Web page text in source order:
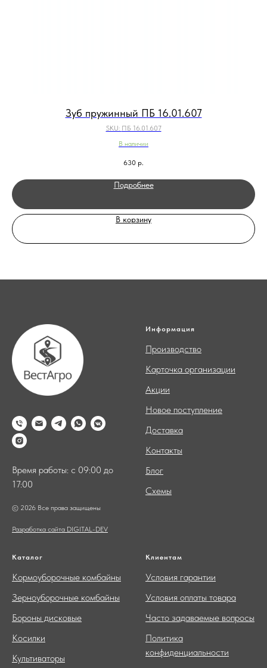
Зуб пружинный ПБ 16.01.607
SKU: ПБ 16.01.607
В наличии
630 р.
Подробнее
В корзину
Время работы: с 09:00 до
17:00
© 2026 Все права защищены
Разработка сайта DIGITAL-DEV
Информация
Производство
Карточка организации
Акции
Новое поступление
Доставка
Контакты
Блог
Схемы
Каталог
Кормоуборочные комбайны
Зерноуборочные комбайны
Бороны дисковые
Косилки
Культиваторы
Клиентам
Условия гарантии
Условия оплаты товара
Часто задаваемые вопросы
Политика
конфиденциальности